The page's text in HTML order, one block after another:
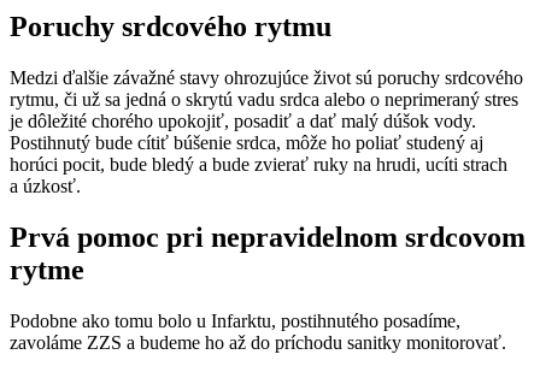
Poruchy srdcového rytmu
Medzi ďalšie závažné stavy ohrozujúce život sú poruchy srdcového
rytmu, či už sa jedná o skrytú vadu srdca alebo o neprimeraný stres
je dôležité chorého upokojiť, posadiť a dať malý dúšok vody.
Postihnutý bude cítiť búšenie srdca, môže ho poliať studený aj
horúci pocit, bude bledý a bude zvierať ruky na hrudi, ucíti strach
a úzkosť.
Prvá pomoc pri nepravidelnom srdcovom
rytme
Podobne ako tomu bolo u Infarktu, postihnutého posadíme,
zavoláme ZZS a budeme ho až do príchodu sanitky monitorovať.